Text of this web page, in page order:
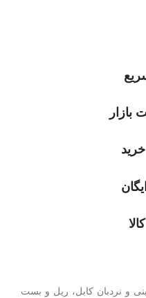
بازار
و نردبان کابل، ریل و بست